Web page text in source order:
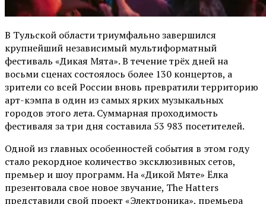
В Тульской области триумфально завершился
крупнейший независимый мультиформатный
фестиваль «Дикая Мята». В течение трёх дней на
восьми сценах состоялось более 130 концертов, а
зрители со всей России вновь превратили территорию
арт-кэмпа в один из самых ярких музыкальных
городов этого лета. Суммарная проходимость
фестиваля за три дня составила 53 983 посетителей.
Одной из главных особенностей события в этом году
стало рекордное количество эксклюзивных сетов,
премьер и шоу программ. На «Дикой Мяте» Ёлка
презентовала свое новое звучание, The Hatters
представили свой проект «Электроника», премьера